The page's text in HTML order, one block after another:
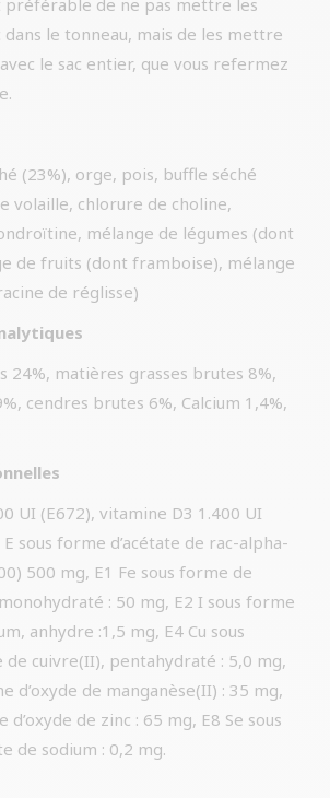
préférable de ne pas mettre les
le tonneau, mais de les mettre
le sac entier, que vous refermez
(23%), orge, pois, buffle séché
volaille, chlorure de choline,
mélange de légumes (dont
de fruits (dont framboise), mélange
de réglisse)
24%, matières grasses brutes 8%,
cendres brutes 6%, Calcium 1,4%,
UI (E672), vitamine D3 1.400 UI
sous forme d’acétate de rac-alpha-
500 mg, E1 Fe sous forme de
: 50 mg, E2 I sous forme
anhydre :1,5 mg, E4 Cu sous
cuivre(II), pentahydraté : 5,0 mg,
d’oxyde de manganèse(II) : 35 mg,
d’oxyde de zinc : 65 mg, E8 Se sous
de sodium : 0,2 mg.